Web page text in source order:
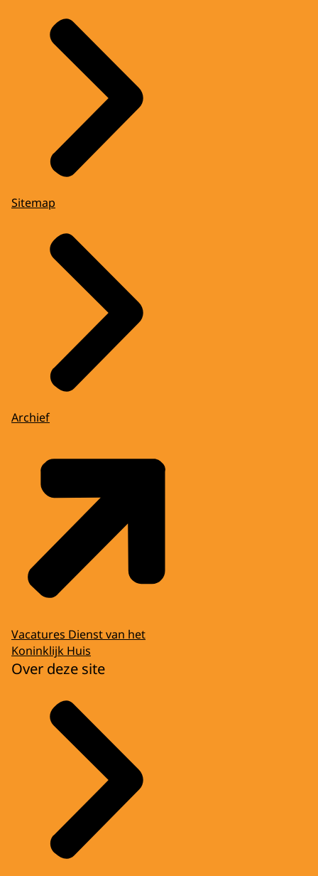
Sitemap
Archief
Vacatures Dienst van het
Koninklijk Huis
Over deze site